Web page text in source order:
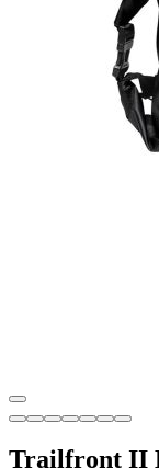
Trailfront II